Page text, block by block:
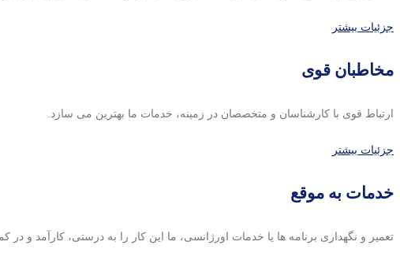
جزئیات بیشتر
مخاطبان قوی
ارتباط قوی با کارشناسان و متخصصان در زمینه، خدمات ما بهترین می سازد.
جزئیات بیشتر
خدمات به موقع
تعمیر و نگهداری برنامه ها یا خدمات اورژانسی، ما این کار را به درستی، کارآمد و در